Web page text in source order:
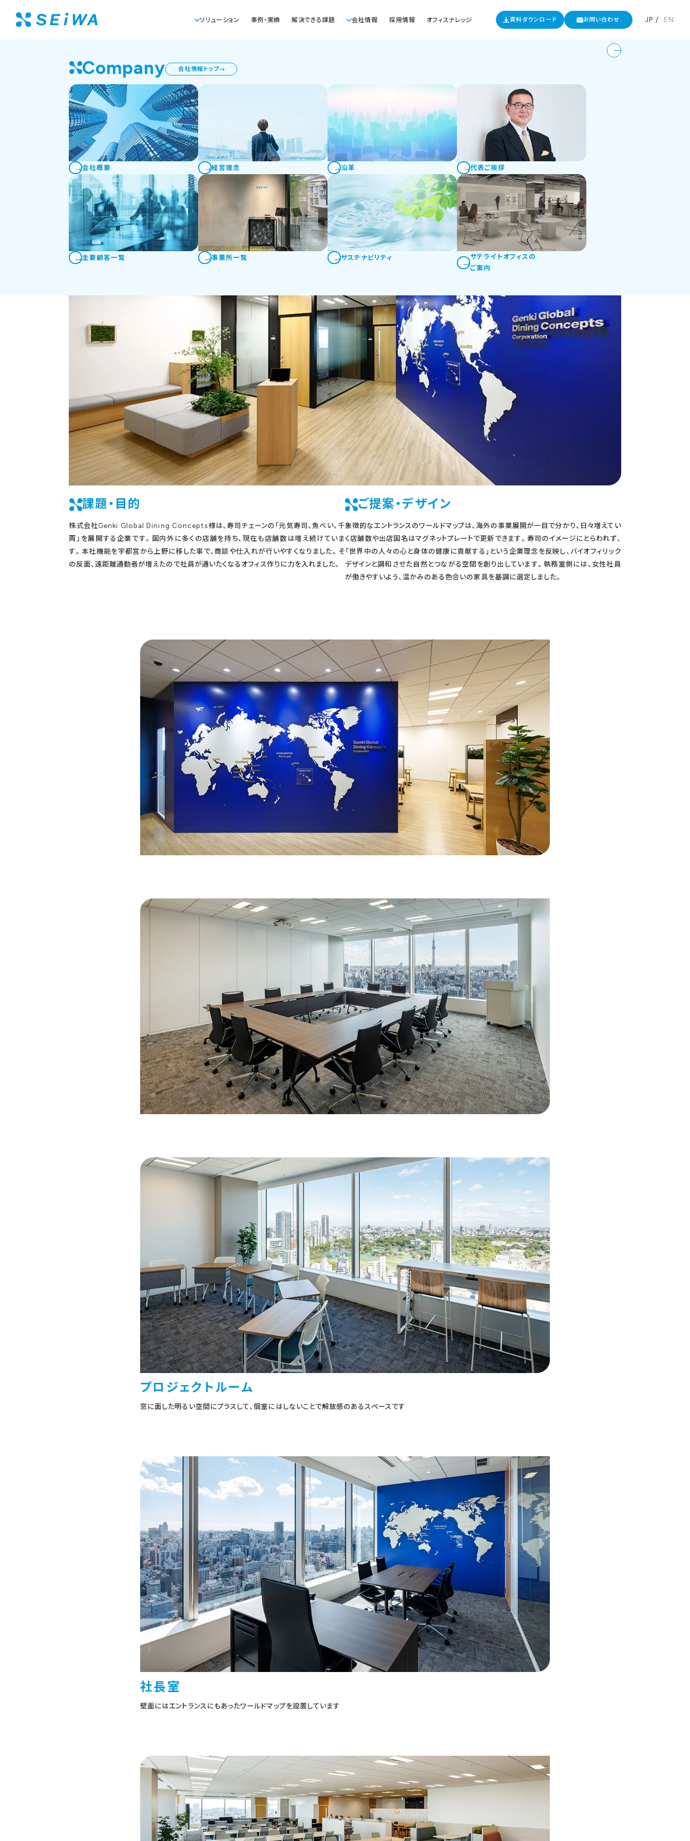
ソリューション
Solution
ソリューショントップ
オフィスツアーに申し込む
オフィスデザイン・レイアウト設計
オフィス家具・什器の販売 オフィス戦略コンサルティング
内装・通信・設備工事
ICT導入支援サービス
サブスクサービス
専門施設ソリューション
教育施設
医療福祉施設 物流施設(ミスター物流)
アスクル購買ソリューション
事例・実績 解決できる課題 会社情報
Company 会社情報トップ
会社概要 経営理念 沿革 代表ご挨拶
主要顧客一覧 事業所一覧 サステナビリティ
サテライトオフィスの
ご案内
採用情報 オフィスナレッジ 資料ダウンロード お問い合わせ JP EN
株式会社Genki Global Dining Concepts
株式会社Genki Global Dining Concepts
グローバルな展開を意識できるオフィス
業種 サービス業 ソリューション プロジェクトマネジメント/移転・リニューアル/内装・通信・設備工事/オフィス家具・什器
カテゴリ
エントランス/ミーティングスペース/コミュニケーションスペース/リフレッシュスペース 2024年8月 530㎡ 席数 90名
課題・目的
株式会社Genki Global Dining Concepts様は、寿司チェーンの「元気寿司、魚べい、千
両」を展開する企業です。国内外に多くの店舗を持ち、現在も店舗数は増え続けていま
す。本社機能を宇都宮から上野に移した事で、商談や仕入れが行いやすくなりました。そ
の反面、遠距離通勤者が増えたので社員が通いたくなるオフィス作りに力を入れました。
ご提案・デザイン
象徴的なエントランスのワールドマップは、海外の事業展開が一目で分かり、日々増えてい
く店舗数や出店国名はマグネットプレートで更新できます。寿司のイメージにとらわれず、
「世界中の人々の心と身体の健康に貢献する」という企業理念を反映し、バイオフィリック
デザインと調和させた自然とつながる空間を創り出しています。執務室側には、女性社員
が働きやすいよう、温かみのある色合いの家具を基調に選定しました。
プロジェクトルーム
窓に面した明るい空間にプラスして、個室にはしないことで解放感のあるスペースです
社長室
壁面にはエントランスにもあったワールドマップを設置しています